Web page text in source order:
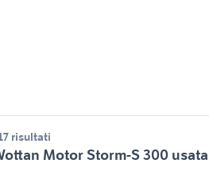
risultati
Motor Storm-S 300